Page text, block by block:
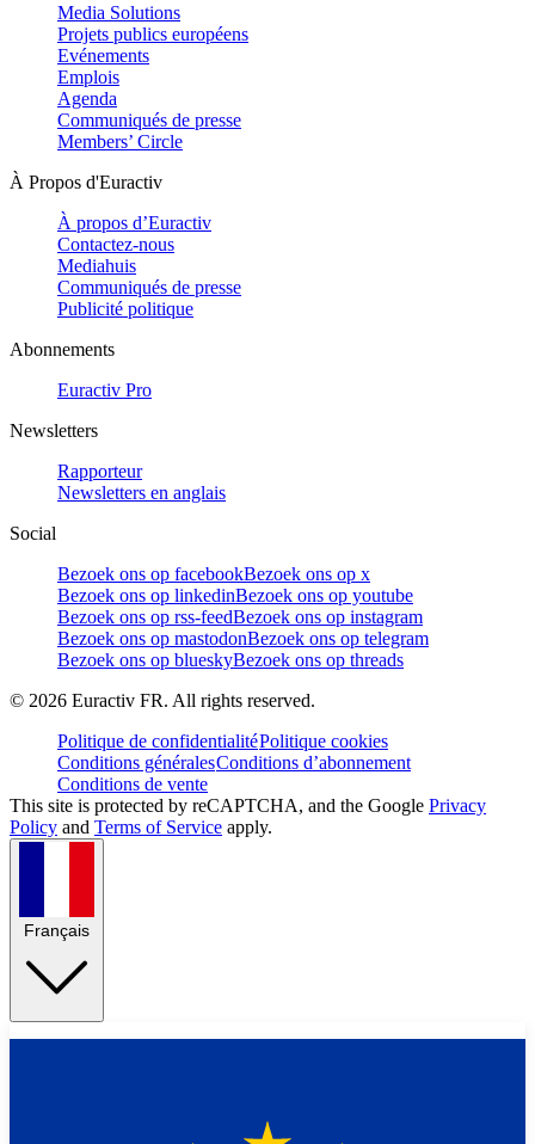
Media Solutions
Projets publics européens
Evénements
Emplois
Agenda
Communiqués de presse
Members’ Circle
À Propos d'Euractiv
À propos d’Euractiv
Contactez-nous
Mediahuis
Communiqués de presse
Publicité politique
Abonnements
Euractiv Pro
Newsletters
Rapporteur
Newsletters en anglais
Social
Bezoek ons op facebookBezoek ons op x
Bezoek ons op linkedinBezoek ons op youtube
Bezoek ons op rss-feedBezoek ons op instagram
Bezoek ons op mastodonBezoek ons op telegram
Bezoek ons op blueskyBezoek ons op threads
© 2026 Euractiv FR. All rights reserved.
Politique de confidentialitéPolitique cookies
Conditions généralesConditions d’abonnement
Conditions de vente
This site is protected by reCAPTCHA, and the Google Privacy
Policy and Terms of Service apply.
Français